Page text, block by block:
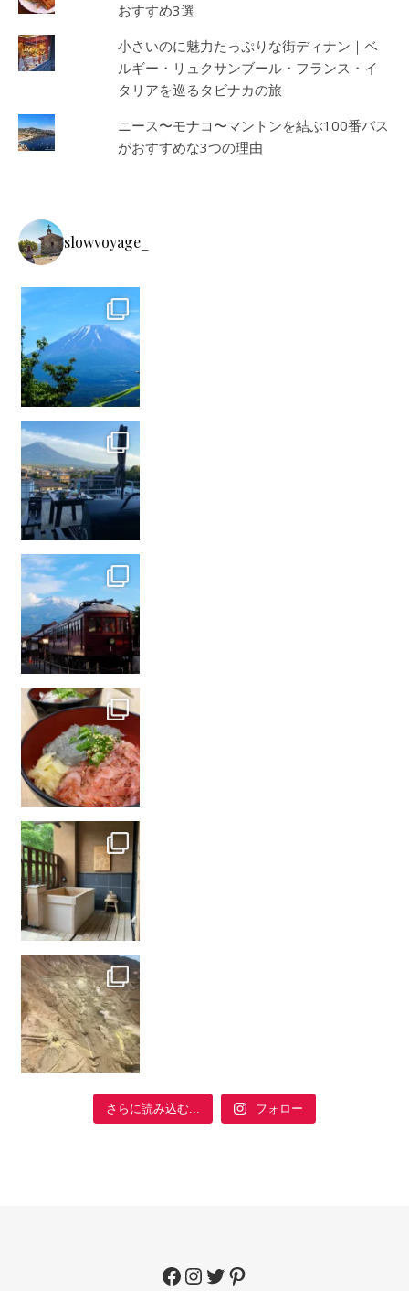
おすすめ3選
小さいのに魅力たっぷりな街ディナン｜ベ
ルギー・リュクサンブール・フランス・イ
タリアを巡るタビナカの旅
ニース〜モナコ〜マントンを結ぶ100番バス
がおすすめな3つの理由
slowvoyage_
さらに読み込む... フォロー
Facebook
Instagram
Twitter
Pinterest